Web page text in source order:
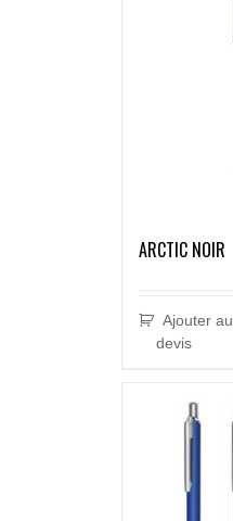
ARCTIC NOIR
Ajouter au
devis